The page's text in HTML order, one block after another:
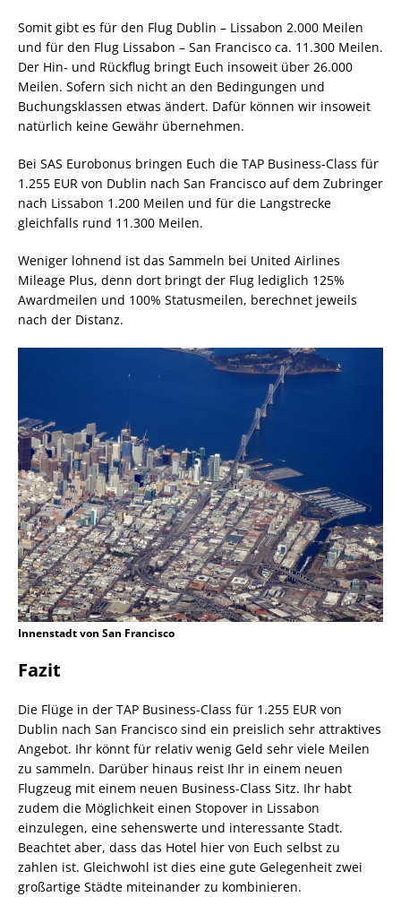
Somit gibt es für den Flug Dublin – Lissabon 2.000 Meilen
und für den Flug Lissabon – San Francisco ca. 11.300 Meilen.
Der Hin- und Rückflug bringt Euch insoweit über 26.000
Meilen. Sofern sich nicht an den Bedingungen und
Buchungsklassen etwas ändert. Dafür können wir insoweit
natürlich keine Gewähr übernehmen.
Bei SAS Eurobonus bringen Euch die TAP Business-Class für
1.255 EUR von Dublin nach San Francisco auf dem Zubringer
nach Lissabon 1.200 Meilen und für die Langstrecke
gleichfalls rund 11.300 Meilen.
Weniger lohnend ist das Sammeln bei United Airlines
Mileage Plus, denn dort bringt der Flug lediglich 125%
Awardmeilen und 100% Statusmeilen, berechnet jeweils
nach der Distanz.
Innenstadt von San Francisco
Fazit
Die Flüge in der TAP Business-Class für 1.255 EUR von
Dublin nach San Francisco sind ein preislich sehr attraktives
Angebot. Ihr könnt für relativ wenig Geld sehr viele Meilen
zu sammeln. Darüber hinaus reist Ihr in einem neuen
Flugzeug mit einem neuen Business-Class Sitz. Ihr habt
zudem die Möglichkeit einen Stopover in Lissabon
einzulegen, eine sehenswerte und interessante Stadt.
Beachtet aber, dass das Hotel hier von Euch selbst zu
zahlen ist. Gleichwohl ist dies eine gute Gelegenheit zwei
großartige Städte miteinander zu kombinieren.